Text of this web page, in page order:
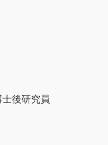
後研究員